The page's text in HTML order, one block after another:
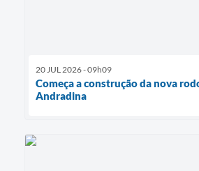
20 JUL 2026 - 09h09
Começa a construção da nova
Andradina